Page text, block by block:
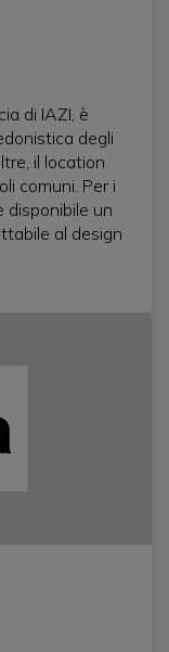
di IAZI, è
degli
il location
comuni. Per i
disponibile un
al design